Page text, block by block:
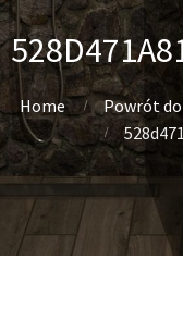
Home
Powrót